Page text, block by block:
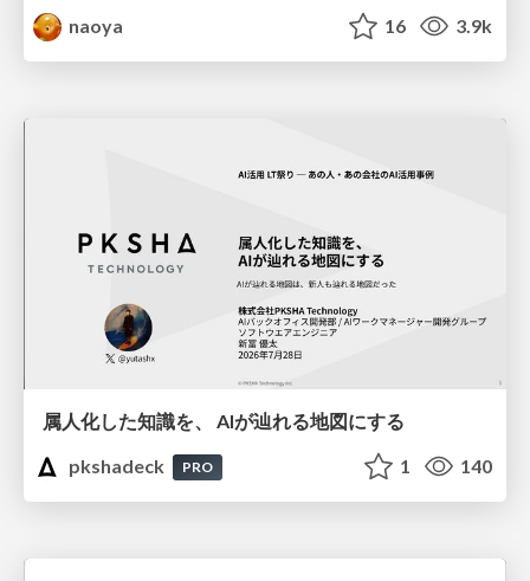
naoya 16 3.9k
属人化した知識を、 AIが辿れる地図にする
pkshadeck
PRO 1 140